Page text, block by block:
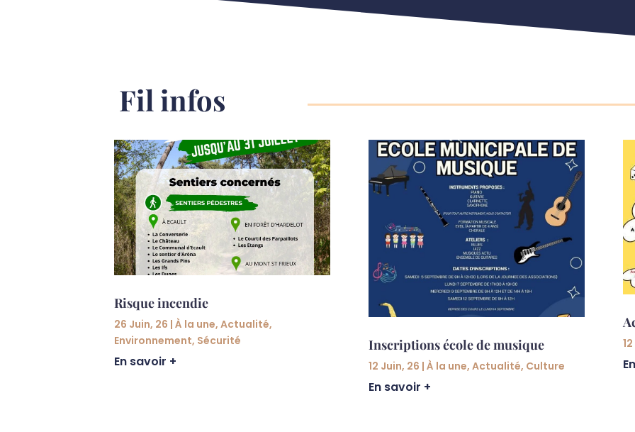
Fil infos
Risque incendie
26 Juin, 26 |À la une,Actualité,
Environnement, Sécurité
En savoir +
Inscriptions école de musique
12 Juin, 26 |À la une,Actualité, Culture
En savoir +